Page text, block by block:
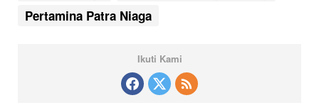
Pertamina Patra Niaga
Ikuti Kami